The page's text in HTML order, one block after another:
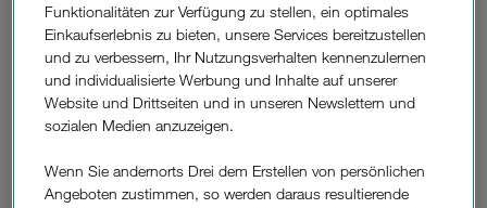
Drei Shop finden
Funktionalitäten zur Verfügung zu stellen, ein optimales
Einkaufserlebnis zu bieten, unsere Services bereitzustellen
und zu verbessern, Ihr Nutzungsverhalten kennenzulernen
und individualisierte Werbung und Inhalte auf unserer
Website und Drittseiten und in unseren Newslettern und
sozialen Medien anzuzeigen.
Wenn Sie andernorts Drei dem Erstellen von persönlichen
Angeboten zustimmen, so werden daraus resultierende